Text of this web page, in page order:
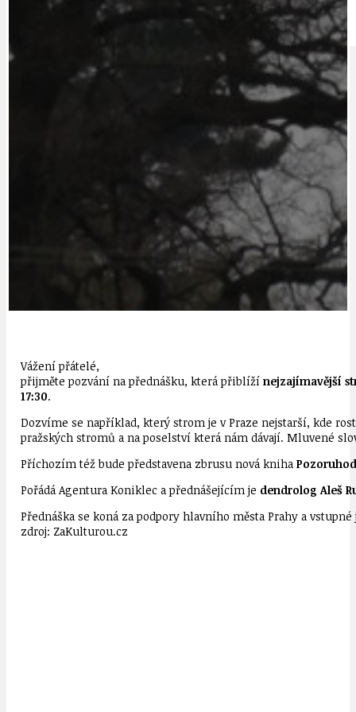
OSOBNOST
Vážení přátelé,
přijměte pozvání na přednášku, která přiblíží nejzajímavější
17:30.
Dozvíme se například, který strom je v Praze nejstarší, kde
pražských stromů a na poselství která nám dávají. Mluvené
Příchozím též bude představena zbrusu nová kniha
Pořádá Agentura Koniklec a přednášejícím je dendrolog Aleš
Přednáška se koná za podpory hlavního města Prahy a
zdroj: ZaKulturou.cz